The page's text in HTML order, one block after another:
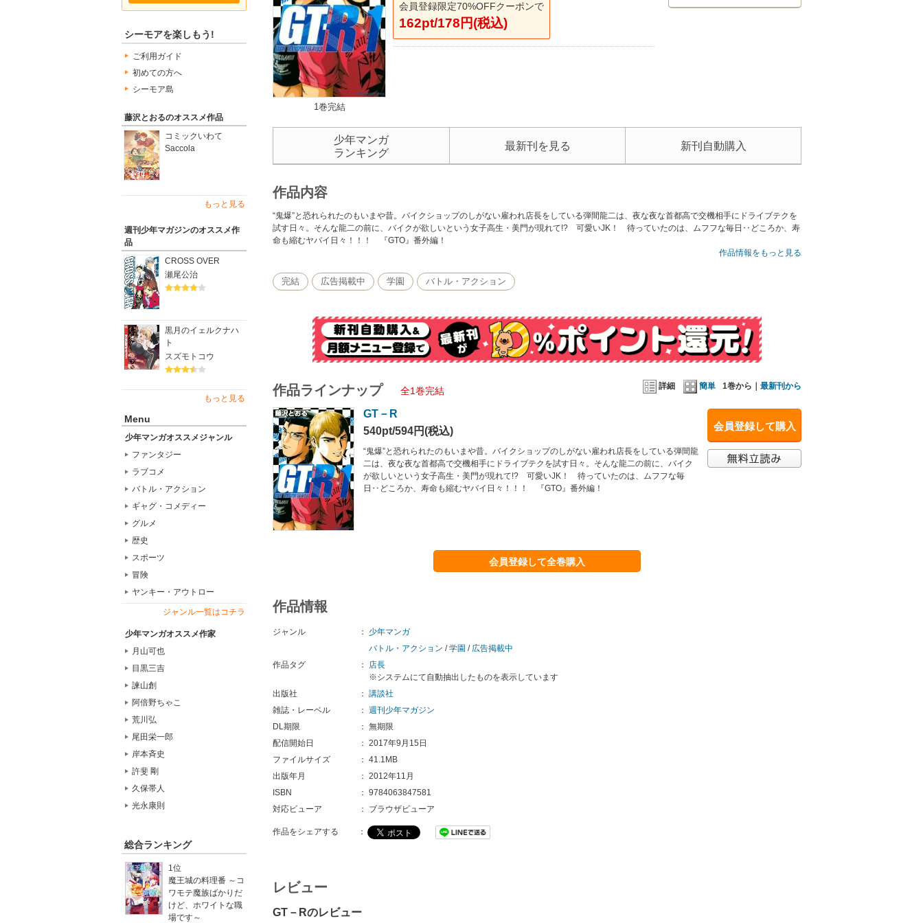
シーモアを楽しもう!
ご利用ガイド
初めての方へ
シーモア島
藤沢とおるのオススメ作品
コミックいわて
Saccola
もっと見る
週刊少年マガジンのオススメ作
品
CROSS OVER
瀬尾公治
黒月のイェルクナハ
ト
スズモトコウ
もっと見る
Menu
少年マンガオススメジャンル
ファンタジー
ラブコメ
バトル・アクション
ギャグ・コメディー
グルメ
歴史
スポーツ
冒険
ヤンキー・アウトロー
ジャンル一覧はコチラ
少年マンガオススメ作家
月山可也
目黒三吉
諫山創
阿倍野ちゃこ
荒川弘
尾田栄一郎
岸本斉史
許斐 剛
久保帯人
光永康則
総合ランキング
1位
魔王城の料理番 ～コ
ワモテ魔族ばかりだ
けど、ホワイトな職
場です～
1巻完結
会員登録限定70%OFFクーポンで
162pt/178円(税込)
少年マンガ
ランキング
最新刊を見る 新刊自動購入
作品内容
“鬼爆”と恐れられたのもいまや昔。バイクショップのしがない雇われ店長をしている弾間龍二は、夜な夜な首都高で交機相手にドライブテクを
試す日々。そんな龍二の前に、バイクが欲しいという女子高生・美門が現れて!? 可愛いJK！ 待っていたのは、ムフフな毎日‥どころか、寿
命も縮むヤバイ日々！！！ 『GTO』番外編！
作品情報をもっと見る
完結 広告掲載中 学園 バトル・アクション
詳細 簡単 1巻から｜ 最新刊から
作品ラインナップ 全1巻完結
会員登録して購入
GT－R
540pt/594円(税込)
“鬼爆”と恐れられたのもいまや昔。バイクショップのしがない雇われ店長をしている弾間龍
二は、夜な夜な首都高で交機相手にドライブテクを試す日々。そんな龍二の前に、バイク
が欲しいという女子高生・美門が現れて!? 可愛いJK！ 待っていたのは、ムフフな毎
日‥どころか、寿命も縮むヤバイ日々！！！ 『GTO』番外編！
会員登録して全巻購入
作品情報
ジャンル ：
少年マンガ
バトル・アクション /学園 / 広告掲載中
作品タグ
：
店長
※システムにて自動抽出したものを表示しています
出版社
： 講談社
雑誌・レーベル
： 週刊少年マガジン
DL期限
： 無期限
配信開始日
： 2017年9月15日
ファイルサイズ
： 41.1MB
出版年月
： 2012年11月
ISBN
： 9784063847581
対応ビューア
： ブラウザビューア
作品をシェアする ：
レビュー
GT－Rのレビュー